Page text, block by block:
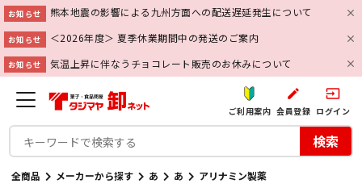
お知らせ 熊本地震の影響による九州方面への配送遅延発生について
お知らせ ＜2026年度＞ 夏季休業期間中の発送のご案内
お知らせ 気温上昇に伴なうチョコレート販売のお休みについて
ご利用案内
create
会員登録
input
ログイン
検索
全商品 メーカーから探す あ あ アリナミン製薬